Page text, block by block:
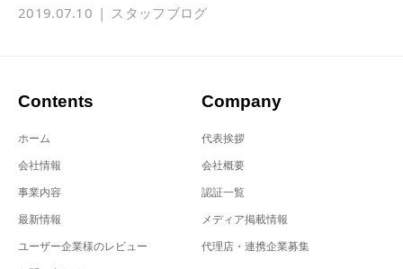
2019.07.10
スタッフブログ
Contents
ホーム
会社情報
事業内容
最新情報
ユーザー企業様のレビュー
Company
代表挨拶
会社概要
認証一覧
メディア掲載情報
代理店・連携企業募集